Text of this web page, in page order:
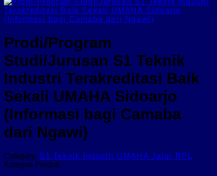
Prodi/Program
Studi/Jurusan S1 Teknik
Industri Terakreditasi Baik
Sekali UMAHA Sidoarjo
(Informasi bagi Camaba
dari Ngawi)
Category: S1 Teknik Industri UMAHA Jalur RPL
Kategori Produk